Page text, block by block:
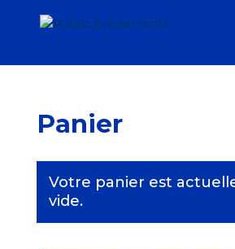
Panier
Votre panier est
vide.